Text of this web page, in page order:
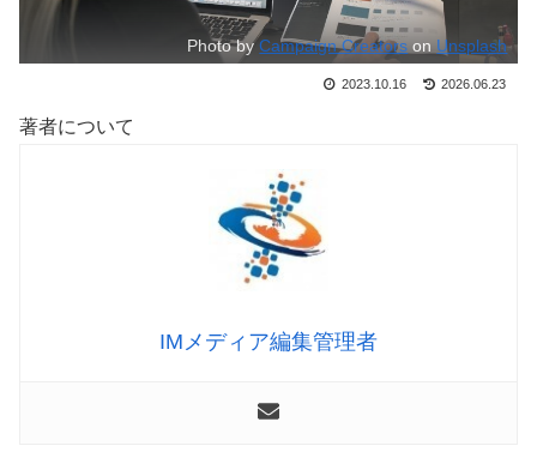
Photo byCampaign Creators on Unsplash
2023.10.16 2026.06.23
著者について
IMメディア編集管理者